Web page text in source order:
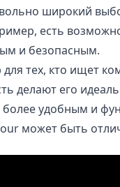
широкий
есть
и безопасным.
тех, кто ищет
делают его
удобным и
может быть